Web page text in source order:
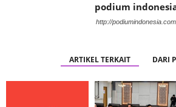
podium
http://podiumindonesia.com
ARTIKEL TERKAIT DARI